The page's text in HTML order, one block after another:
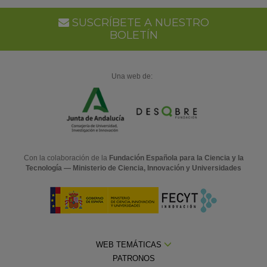
SUSCRÍBETE A NUESTRO
BOLETÍN
Una web de:
Con la colaboración de la Fundación Española para la Ciencia y la
Tecnología — Ministerio de Ciencia, Innovación y Universidades
WEB TEMÁTICAS
PATRONOS